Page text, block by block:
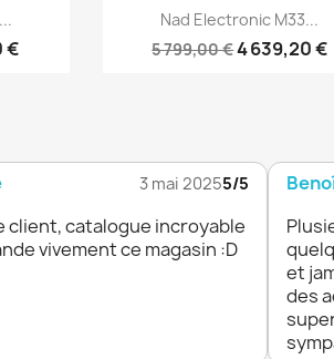
€
 Aperçu rapide
Nad Electronic M33...
5 799,00 €4 639,20 €
3 mai 20255/5
client, catalogue incroyable
vivement ce magasin :D
et
des